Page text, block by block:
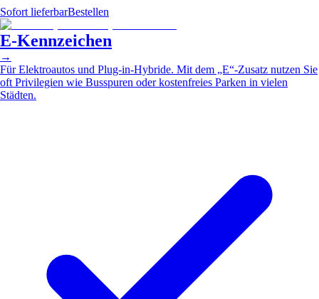
Sofort lieferbarBestellen
E-Kennzeichen
→
Für Elektroautos und Plug-in-Hybride. Mit dem „E“-Zusatz nutzen Sie
oft Privilegien wie Busspuren oder kostenfreies Parken in vielen
Städten.